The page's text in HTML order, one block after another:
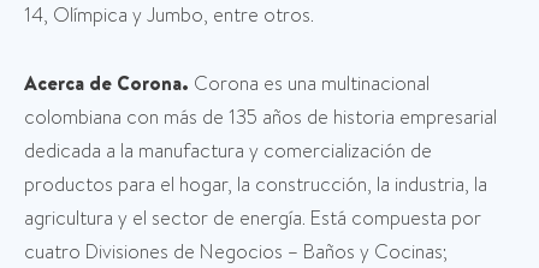
14, Olímpica y Jumbo, entre otros.
Acerca de Corona. Corona es una multinacional
colombiana con más de 135 años de historia empresarial
dedicada a la manufactura y comercialización de
productos para el hogar, la construcción, la industria, la
agricultura y el sector de energía. Está compuesta por
cuatro Divisiones de Negocios – Baños y Cocinas;